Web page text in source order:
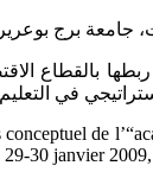
بوعريريج،
في التعليم
‎de
29-30 janvier